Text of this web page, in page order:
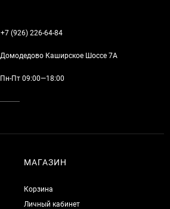
+7 (926) 226-64-84
Домодедово Каширское Шоссе 7А
Пн-Пт 09:00—18:00
МАГАЗИН
Корзина
Личный кабинет